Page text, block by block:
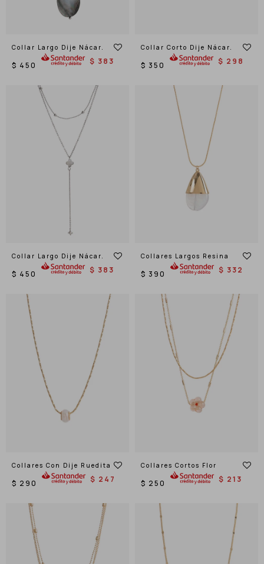
Collar Largo Dije Nácar.
$ 450 $ 383
Collar Corto Dije Nácar.
$ 350 $ 298
Collar Largo Dije Nácar.
$ 450 $ 383
Collares Largos Resina
$ 390 $ 332
Collares Con Dije Ruedita
$ 290 $ 247
Collares Cortos Flor
$ 250 $ 213